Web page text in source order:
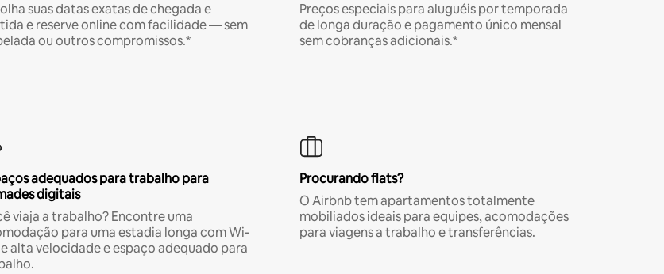
suas datas exatas de chegada e
e reserve online com facilidade — sem
ou outros compromissos.*
Preços especiais para aluguéis por temporada
de longa duração e pagamento único mensal
sem cobranças adicionais.*
adequados para trabalho para
digitais
viaja a trabalho? Encontre uma
para uma estadia longa com Wi-
alta velocidade e espaço adequado para
Procurando flats?
O Airbnb tem apartamentos totalmente
mobiliados ideais para equipes, acomodações
para viagens a trabalho e transferências.